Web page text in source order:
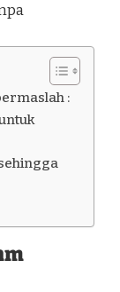
: